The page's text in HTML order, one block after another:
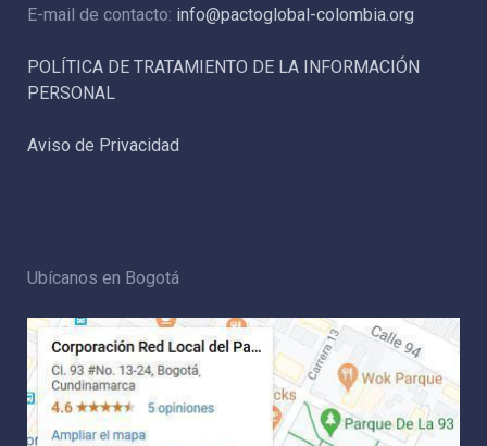
E-mail de contacto: info@pactoglobal-colombia.org
POLÍTICA DE TRATAMIENTO DE LA INFORMACIÓN
PERSONAL
Aviso de Privacidad
Ubícanos en Bogotá